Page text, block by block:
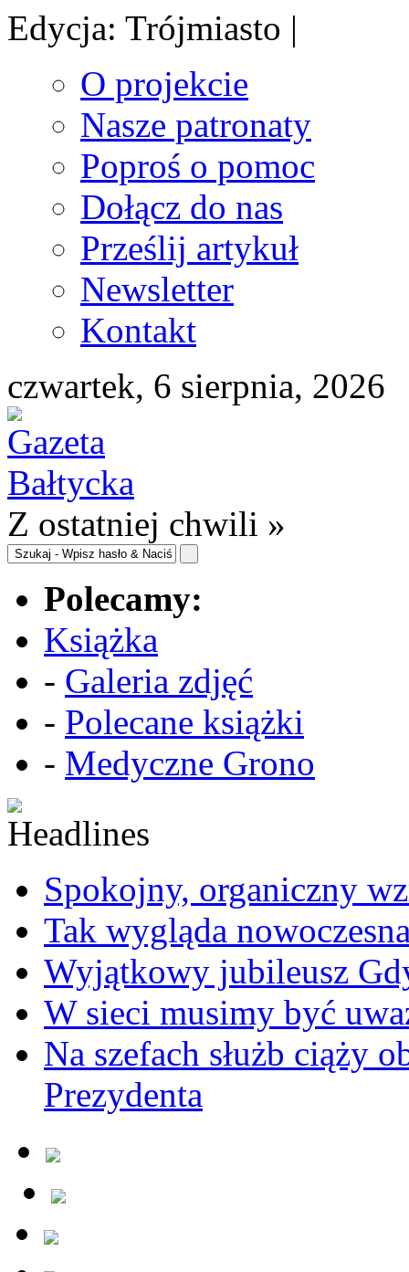
Edycja: Trójmiasto |
O projekcie
Nasze patronaty
Poproś o pomoc
Dołącz do nas
Prześlij artykuł
Newsletter
Kontakt
czwartek, 6 sierpnia, 2026
Z ostatniej chwili »
Polecamy:
Książka
- Galeria zdjęć
- Polecane książki
- Medyczne Grono
Spokojny, organiczny
Tak wygląda
Wyjątkowy jubileusz
W sieci musimy być
Na szefach służb ciąży
Prezydenta